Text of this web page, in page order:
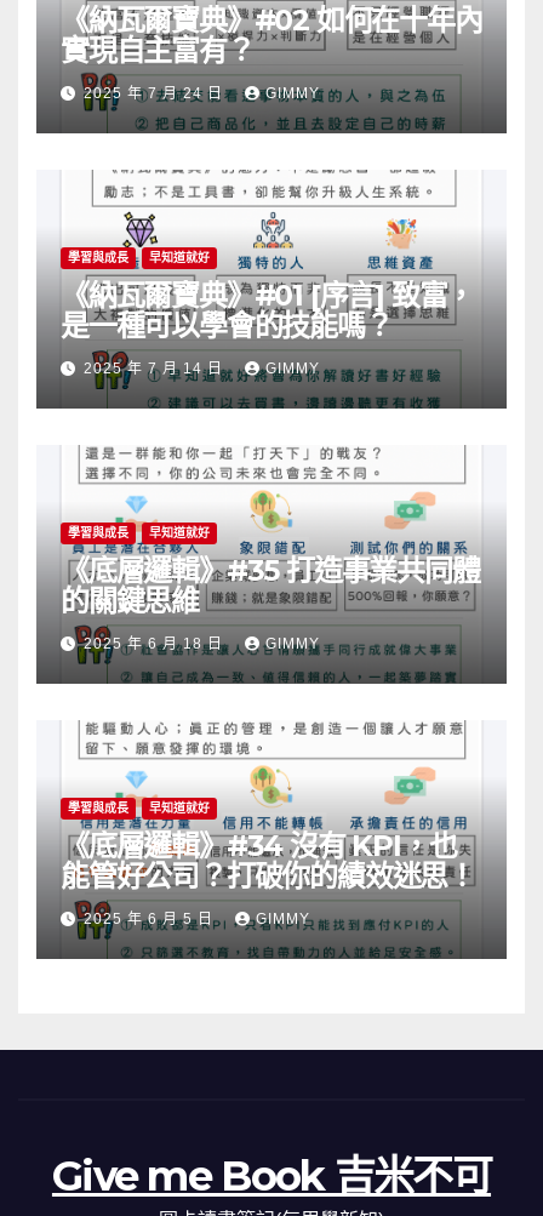
《納瓦爾寶典》#02 如何在十年內
實現自主富有？
2025 年 7 月 24 日 GIMMY
學習與成長 早知道就好
《納瓦爾寶典》#01 [序言] 致富，
是一種可以學會的技能嗎？
2025 年 7 月 14 日 GIMMY
學習與成長 早知道就好
《底層邏輯》#35 打造事業共同體
的關鍵思維
2025 年 6 月 18 日 GIMMY
學習與成長 早知道就好
《底層邏輯》#34 沒有 KPI，也
能管好公司？打破你的績效迷思！
2025 年 6 月 5 日 GIMMY
Give me Book 吉米不可